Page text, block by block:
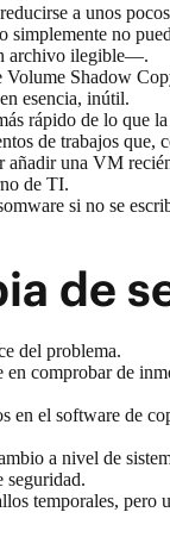
a unos
no
archivo ilegible—.
Shadow
esencia, inútil.
rápido de lo que
de trabajos que,
una VM
de TI.
si no se
de
del problema.
comprobar de
en el software de
a nivel de
seguridad.
temporales, pero